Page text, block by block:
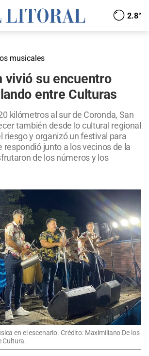
2.8°
musicales
vivió su encuentro
entre Culturas
kilómetros al sur de Coronda, San
también desde lo cultural regional
riesgo y organizó un festival para
respondió junto a los vecinos de la
de los números y los
en el escenario. Crédito: Maximiliano De los
Cultura.